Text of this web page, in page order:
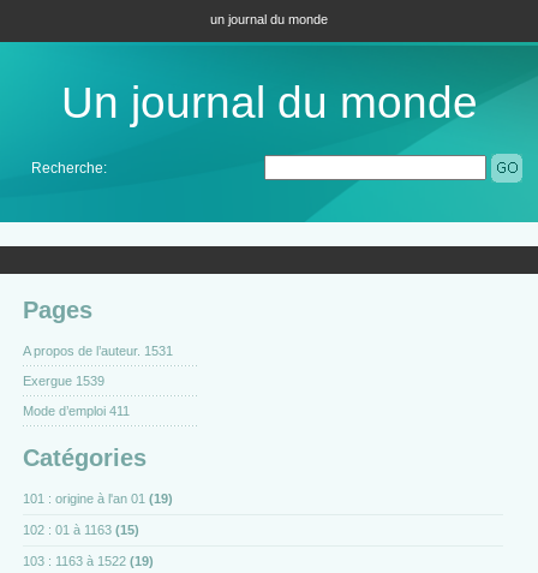
un journal du monde
Un journal du monde
Recherche:
Pages
A propos de l’auteur. 1531
Exergue 1539
Mode d’emploi 411
Catégories
101 : origine à l'an 01 (19)
102 : 01 à 1163 (15)
103 : 1163 à 1522 (19)